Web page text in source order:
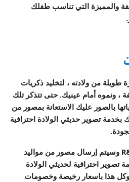
والمميزة التي تناسب طفلك
طويلة من ولادته ، لتخليد ذكريات
، ونموه أمام عينيك. حتى تتذكر تلك
بالصور عليك الاستعانة بمصور من
تصوير حديثي الولادة احترافية
عميلنا العزيز اتصل بشركة R&B وسيتم إرسال مصور من مواليد
احترافية لحديثي الولادة
وكل هذا باسعار رخيصة وخصومات